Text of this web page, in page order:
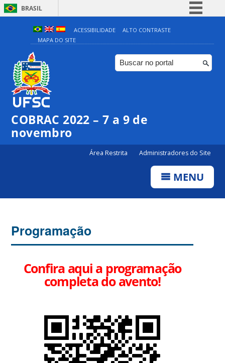
BRASIL
Simplifique!
Comunica BR
Participe
ACESSIBILIDADE
ALTO CONTRASTE
MAPA DO SITE
COBRAC 2022 – 7 a 9 de
novembro
Área Restrita Administradores do Site
MENU
Programação
Confira aqui a programação
completa do avento!